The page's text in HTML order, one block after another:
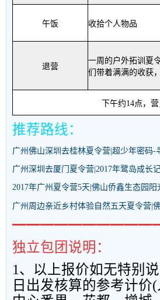
午饭 收拾个人物品
退营
一周的户外拓训夏
们带着满满的收获
下午约14点，营
推荐路线：
广州佛山深圳去桂林夏令营 |超少年密码-
广州深圳去厦门夏令营|2017年鹭岛成长
2017年广州 夏令营5天|佛山侨鑫生态园
广州周边亲近乡村体验自然五天夏令营|
独立包团说明：
1、以上报价如无特别
日出发核算的参考计价(